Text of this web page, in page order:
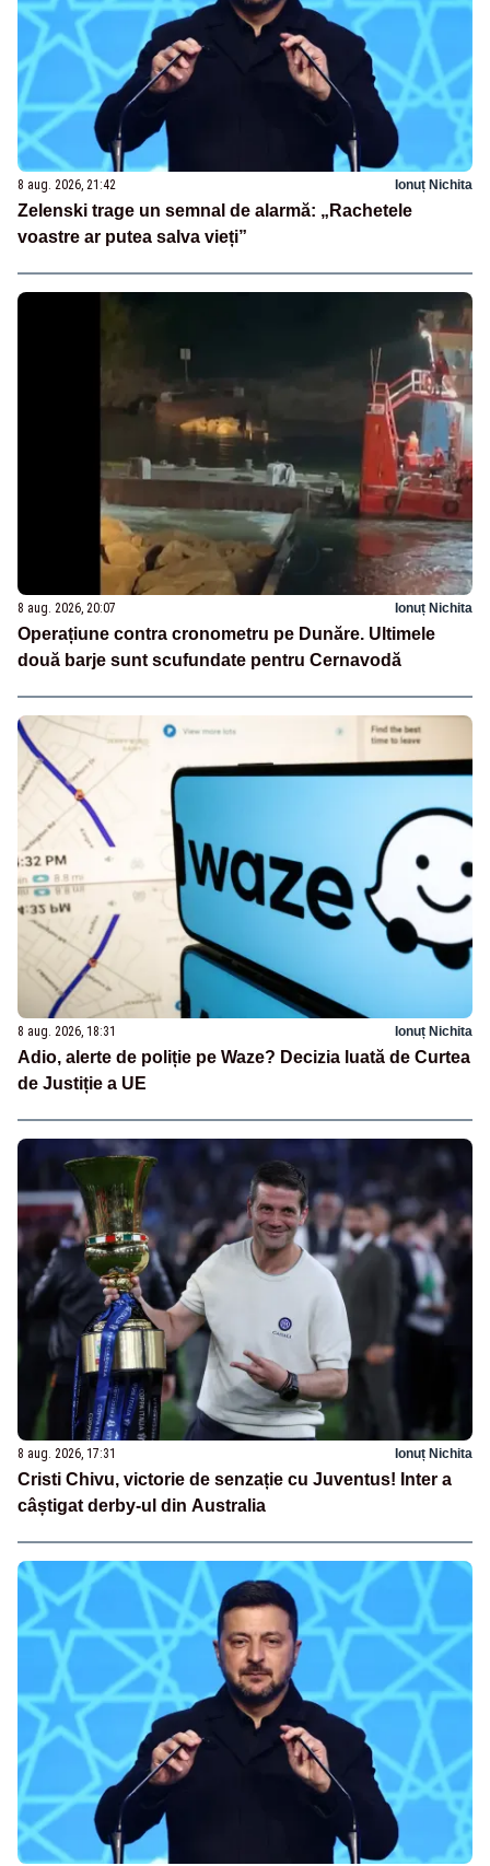
8 aug. 2026, 21:42 Ionuț Nichita
Zelenski trage un semnal de alarmă: „Rachetele
voastre ar putea salva vieți”
8 aug. 2026, 20:07 Ionuț Nichita
Operațiune contra cronometru pe Dunăre. Ultimele
două barje sunt scufundate pentru Cernavodă
8 aug. 2026, 18:31 Ionuț Nichita
Adio, alerte de poliție pe Waze? Decizia luată de Curtea
de Justiție a UE
8 aug. 2026, 17:31 Ionuț Nichita
Cristi Chivu, victorie de senzație cu Juventus! Inter a
câștigat derby-ul din Australia